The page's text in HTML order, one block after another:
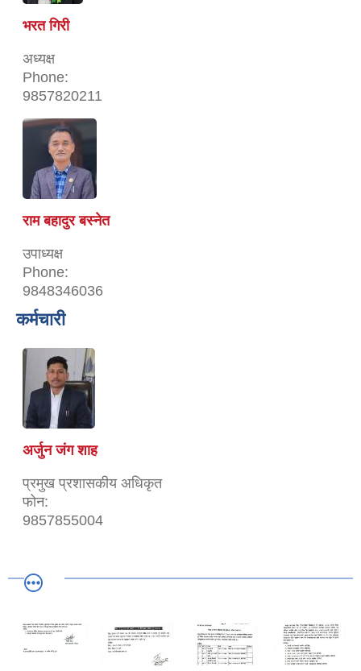
भरत गिरी
अध्यक्ष
Phone:
9857820211
राम बहादुर बस्नेत
उपाध्यक्ष
Phone:
9848346036
कर्मचारी
अर्जुन जंग शाह
प्रमुख प्रशासकीय अधिकृत
फोन:
9857855004